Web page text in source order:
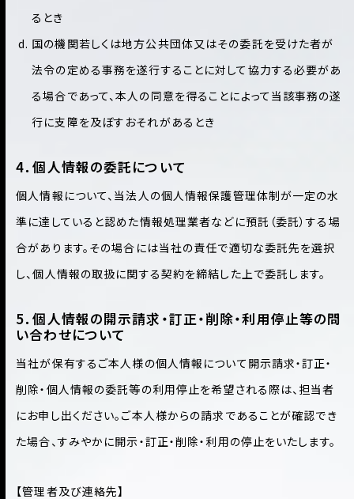
るとき
国の機関若しくは地方公共団体又はその委託を受けた者が
法令の定める事務を遂行することに対して協力する必要があ
る場合であって、本人の同意を得ることによって当該事務の遂
行に支障を及ぼすおそれがあるとき
4．個人情報の委託について
個人情報について、当法人の個人情報保護管理体制が一定の水
準に達していると認めた情報処理業者などに預託（委託）する場
合があります。その場合には当社の責任で適切な委託先を選択
し、個人情報の取扱に関する契約を締結した上で委託します。
5．個人情報の開示請求・訂正・削除・利用停止等の問
い合わせについて
当社が保有するご本人様の個人情報について開示請求・訂正・
削除・個人情報の委託等の利用停止を希望される際は、担当者
にお申し出ください。ご本人様からの請求であることが確認でき
た場合、すみやかに開示・訂正・削除・利用の停止をいたします。
【管理者及び連絡先】